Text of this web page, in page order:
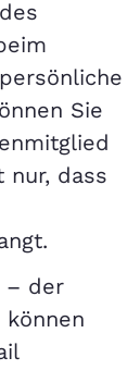
Sie
nur, dass
– der
können